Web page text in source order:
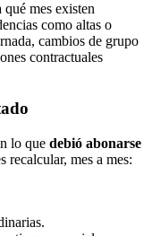
qué mes existen
como altas o
cambios de grupo
contractuales
lo que debió abonarse
mes a mes: